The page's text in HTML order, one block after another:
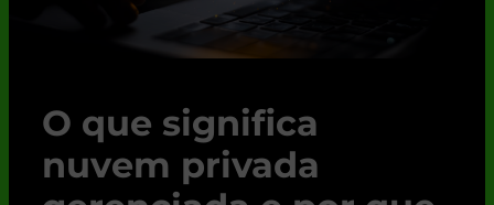
O que significa
nuvem privada